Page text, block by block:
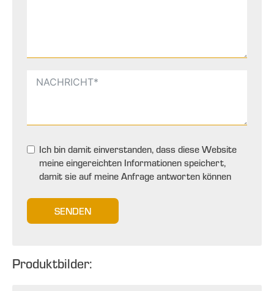
Ich bin damit einverstanden, dass diese Website
meine eingereichten Informationen speichert,
damit sie auf meine Anfrage antworten können
SENDEN
Produktbilder: